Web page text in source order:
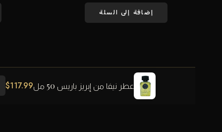
إضافة إلى السلة
عطر نيفا من إبريز باريس 50 مل $117.99